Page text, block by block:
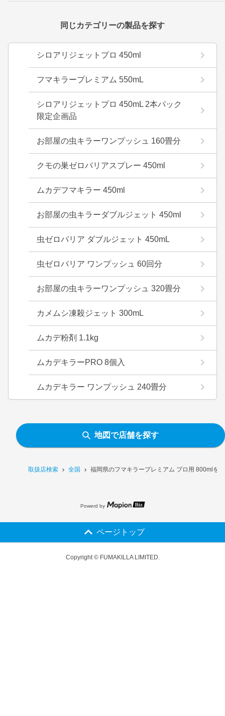
取扱店検索 全国 福岡県のフマキラープレミアム プロ用 800mlを
同じカテゴリーの製品を探す
シロアリジェットプロ 450ml
フマキラープレミアム 550mL
シロアリジェットプロ 450mL 2本パック
限定企画品
お部屋の虫キラーワンプッシュ 160畳分
クモの巣ゼロバリアスプレー 450ml
ムカデフマキラー 450ml
お部屋の虫キラーダブルジェット 450ml
虫ゼロバリア ダブルジェット 450mL
虫ゼロバリア ワンプッシュ 60回分
お部屋の虫キラーワンプッシュ 320畳分
カメムシ凍殺ジェット 300mL
ムカデ粉剤 1.1kg
ムカデキラーPRO 8個入
ムカデキラー ワンプッシュ 240畳分
地図で店舗を探す
Powerd by
ページトップ
Copyright © FUMAKILLA LIMITED.